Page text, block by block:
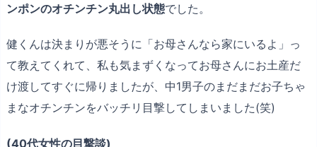
ンポンのオチンチン丸出し状態でした。
健くんは決まりが悪そうに「お母さんなら家にいるよ」っ
て教えてくれて、私も気まずくなってお母さんにお土産だ
け渡してすぐに帰りましたが、中1男子のまだまだお子ちゃ
まなオチンチンをバッチリ目撃してしまいました(笑)
(40代女性の目撃談)